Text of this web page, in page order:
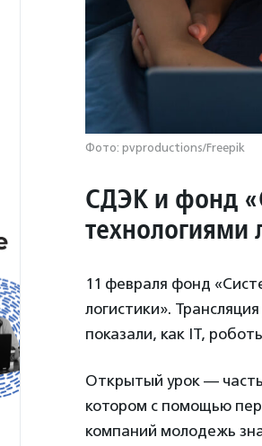
Фото: pvproductions/Freepik
СДЭК и фонд
технологиями
11 февраля фонд
логистики».
показали, как IТ,
Открытый урок —
котором с помощью
компаний молодежь